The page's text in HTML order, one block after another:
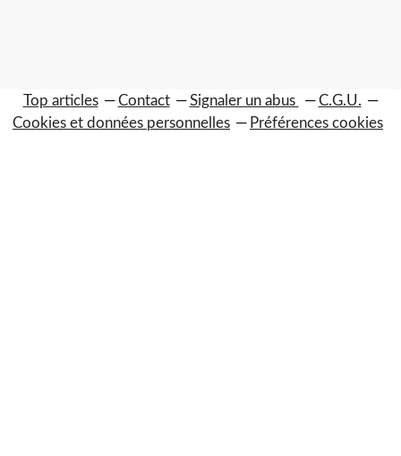
Top articles Contact Signaler un abus
C.G.U.
Cookies et données personnelles
Préférences cookies